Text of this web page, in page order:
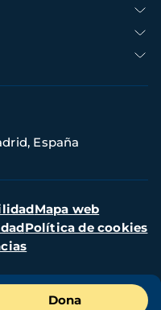
Dona
España
Mapa web
Política de cookies